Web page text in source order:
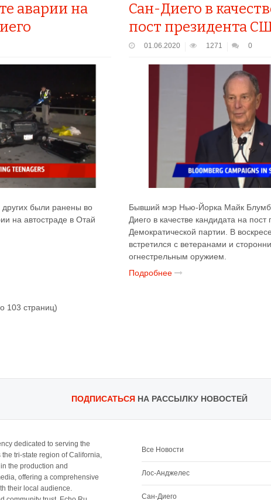
аварии на
были ранены во
на автостраде в Отай
Сан-Диего в
пост президента
01.06.2020 1271 0
Бывший мэр Нью-Йорка Майк
Диего в качестве кандидата на
Демократической партии. В
встретился с ветеранами и
огнестрельным оружием.
Подробнее
103 страниц)
ПОДПИСАТЬСЯНА РАССЫЛКУ НОВОСТЕЙ
dedicated to serving the
tri-state region of California,
the production and
offering a comprehensive
their local audience.
Все Новости
Лос-Анджелес
Сан-Диего